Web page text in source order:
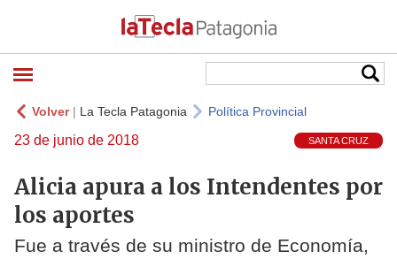
Volver| La Tecla Patagonia Política Provincial
23 de junio de 2018 SANTA CRUZ
Alicia apura a los Intendentes por
los aportes
Fue a través de su ministro de Economía,